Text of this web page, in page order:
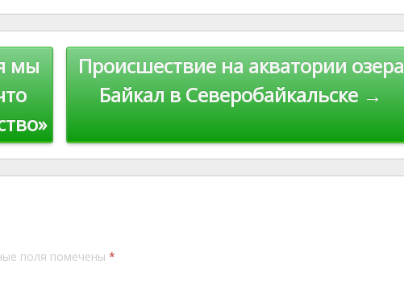
st Li
n
k
Происшествие на акватории озера
Байкал в Северобайкальске →
мы
поля помечены *